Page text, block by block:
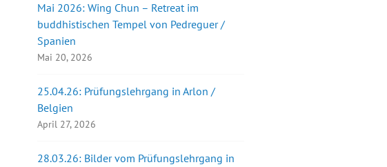
Mai 2026: Wing Chun – Retreat im
buddhistischen Tempel von Pedreguer /
Spanien
Mai 20, 2026
25.04.26: Prüfungslehrgang in Arlon /
Belgien
April 27, 2026
28.03.26: Bilder vom Prüfungslehrgang in